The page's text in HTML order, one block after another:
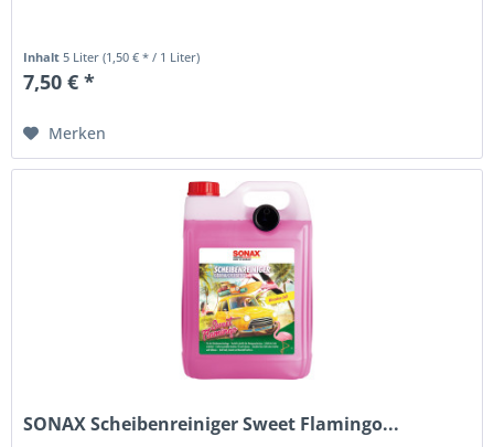
Inhalt 5 Liter(1,50 € * / 1 Liter)
7,50 € *
Merken
SONAX Scheibenreiniger Sweet Flamingo...